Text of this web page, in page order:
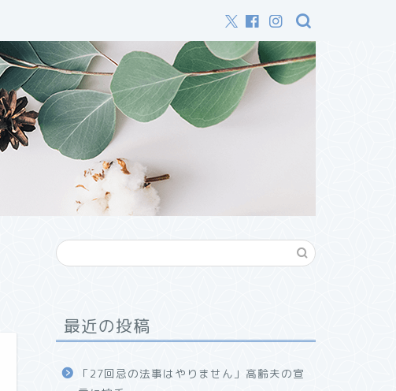
最近の投稿
「27回忌の法事はやりません」高齢夫の宣